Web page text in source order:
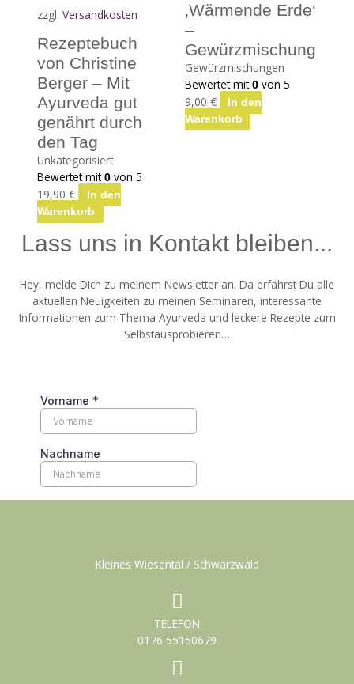
zzgl.Versandkosten
Rezeptebuch
von Christine
Berger – Mit
Ayurveda gut
genährt durch
den Tag
Unkategorisiert
Bewertet mit0 von 5
19,90€
In den
Warenkorb
‚Wärmende Erde‘
–
Gewürzmischung
Gewürzmischungen
Bewertet mit 0 von 5
9,00 €
In den
Warenkorb
Lass uns in Kontakt bleiben...
Hey, melde Dich zu meinem Newsletter an. Da erfährst Du alle
aktuellen Neuigkeiten zu meinen Seminaren, interessante
Informationen zum Thema Ayurveda und leckere Rezepte zum
Selbstausprobieren…
Kleines Wiesental / Schwarzwald
TELEFON
0176 55150679